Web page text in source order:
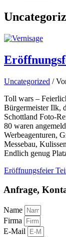
Uncategorized /
Toll wars –
Bürgermeister Ilk,
Schottland Foto-
80 waren
Werbeagenturen,
Messebau,
Endlich genug
Eröffnungsfeier
Anfrage,
Name
Firma
E-Mail